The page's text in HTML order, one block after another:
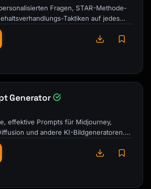
Fragen, STAR-Methode-
Taktiken auf jedes
vor. …
Generator
effektive Prompts für Midjourney,
und andere KI-Bildgeneratoren.
…